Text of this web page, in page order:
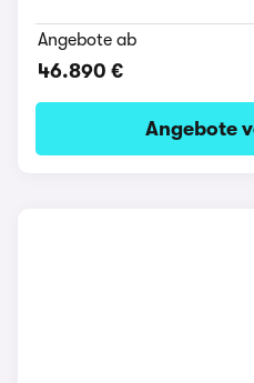
Angebote ab
46.890 €
Angebote